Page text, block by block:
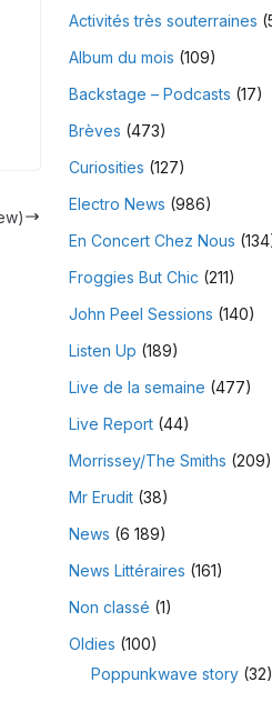
Activités très souterraines
Album du mois (109)
Backstage – Podcasts (17)
Brèves (473)
Curiosities (127)
Electro News (986)
En Concert Chez Nous
Froggies But Chic (211)
John Peel Sessions (140)
Listen Up (189)
Live de la semaine (477)
Live Report(44)
Morrissey/The Smiths (209)
Mr Erudit(38)
News (6 189)
News Littéraires (161)
Non classé (1)
Oldies (100)
Poppunkwave story(32)